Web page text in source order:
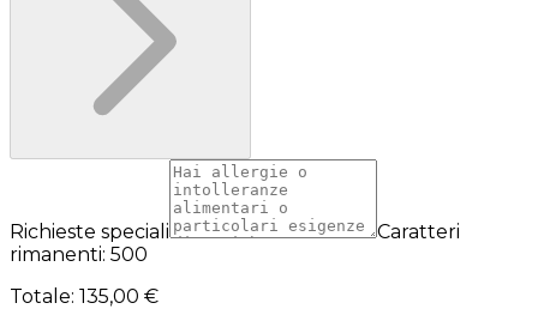
Richieste speciali
Caratteri
rimanenti: 500
Totale: 135,00 €